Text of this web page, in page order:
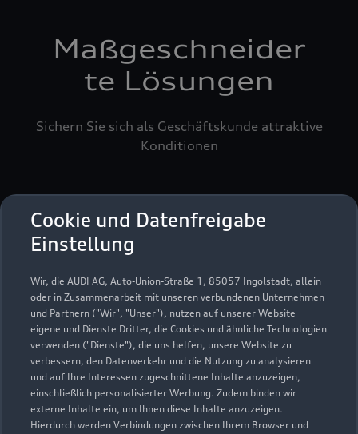
Cookie und Datenfreigabe
Einstellung
Wir, die AUDI AG, Auto-Union-Straße 1, 85057 Ingolstadt, allein
oder in Zusammenarbeit mit unseren verbundenen Unternehmen
und Partnern ("Wir", "Unser"), nutzen auf unserer Website
eigene und Dienste Dritter, die Cookies und ähnliche Technologien
verwenden ("Dienste"), die uns helfen, unsere Website zu
verbessern, den Datenverkehr und die Nutzung zu analysieren
und auf Ihre Interessen zugeschnittene Inhalte anzuzeigen,
einschließlich personalisierter Werbung. Zudem binden wir
externe Inhalte ein, um Ihnen diese Inhalte anzuzeigen.
Hierdurch werden Verbindungen zwischen Ihrem Browser und
Maßgeschneider
te Lösungen
Sichern Sie sich als Geschäftskunde attraktive
Konditionen